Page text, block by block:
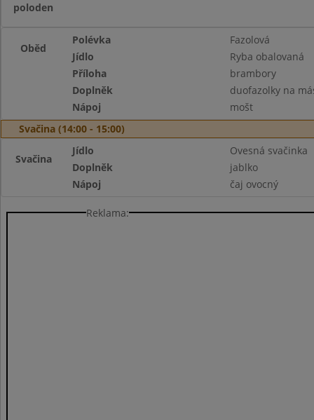
poloden
Oběd
Polévka
Fazolová
Jídlo
Ryba obalovaná
Příloha
brambory
Doplněk
duofazolky na
Nápoj
mošt
Svačina (14:00 - 15:00)
Svačina
Jídlo
Ovesná svačinka
Doplněk
jablko
Nápoj
čaj ovocný
Reklama: